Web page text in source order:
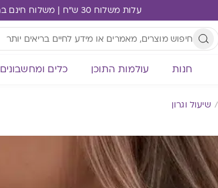
עלות משלוח 30 ש"ח | משלוח חינם ברכישה מעל 249 ₪
חנות עולמות התוכן כלים ומחשבונים
שיעול וגרון